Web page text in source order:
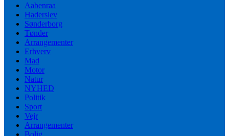
Aabenraa
Haderslev
Sønderborg
Tønder
Arrangementer
Erhverv
Mad
Motor
Natur
NYHED
Politik
Sport
Vejr
Arrangementer
Bolig